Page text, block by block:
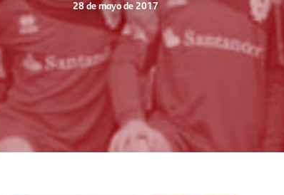
28 de mayo de 2017